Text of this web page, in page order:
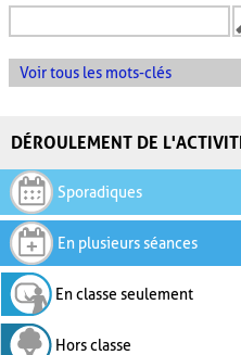
Voir tous les mots-clés
DÉROULEMENT DE
Sporadiques
En plusieurs séances
En classe seulement
Hors classe